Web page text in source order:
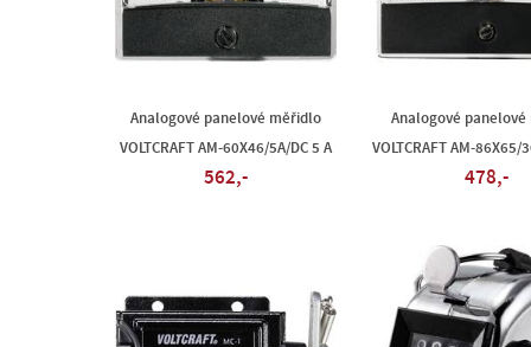
Analogové panelové měřidlo
VOLTCRAFT AM-60X46/5A/DC 5 A
562,-
Analogové
VOLTCRAFT AM-86X65/
478,-